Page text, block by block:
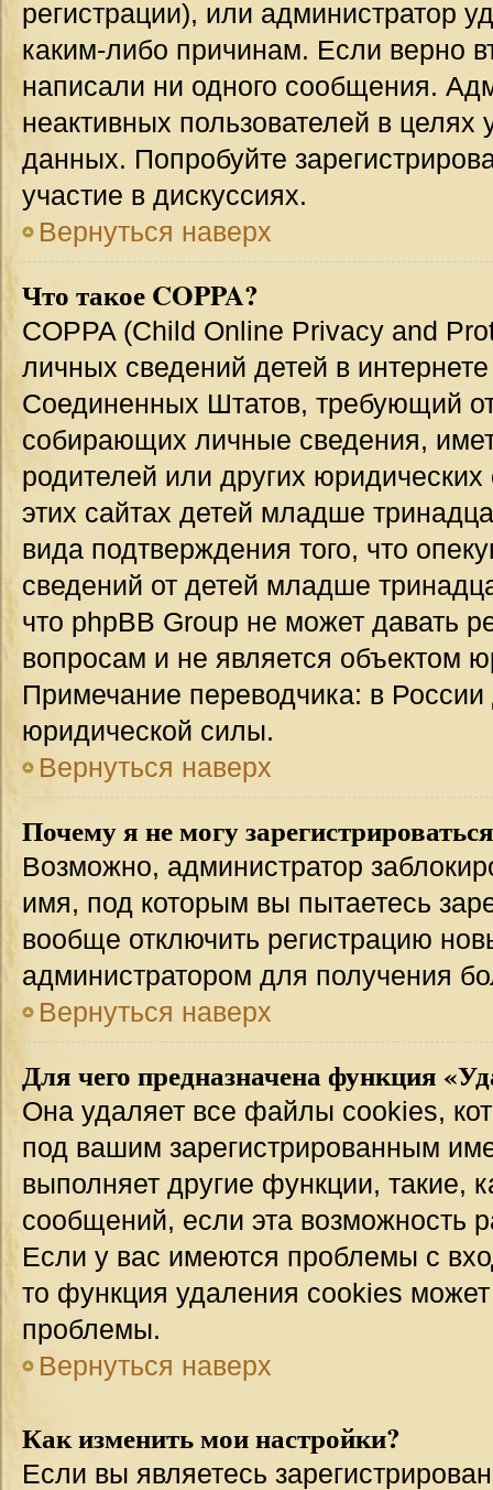
регистрации), или администратор
каким-либо причинам. Если верно
написали ни одного сообщения.
неактивных пользователей в
данных. Попробуйте
участие в дискуссиях.
Вернуться наверх
Что такое COPPA?
COPPA (Child Online Privacy and
личных сведений детей в
Соединенных Штатов, требующий
собирающих личные сведения,
родителей или других
этих сайтах детей младше
вида подтверждения того, что
сведений от детей младше
что phpBB Group не может давать
вопросам и не является объектом
Примечание переводчика: в
юридической силы.
Вернуться наверх
Почему я не могу
Возможно, администратор
имя, под которым вы пытаетесь
вообще отключить регистрацию
администратором для получения
Вернуться наверх
Для чего предназначена функция
Она удаляет все файлы cookies,
под вашим зарегистрированным
выполняет другие функции, такие,
сообщений, если эта возможность
Если у вас имеются проблемы с
то функция удаления cookies
проблемы.
Вернуться наверх
Как изменить мои настройки?
Если вы являетесь